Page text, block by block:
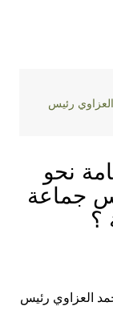
رئيس
نحو
جماعة
؟